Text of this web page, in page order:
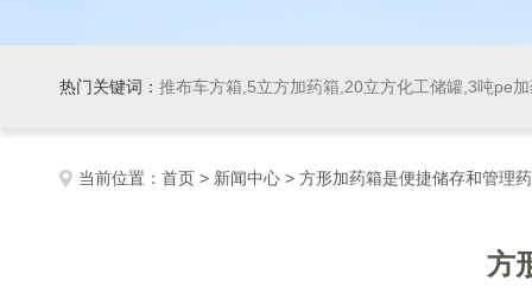
热门关键词： 推布车方箱,5立方加药箱,20立方化工储罐,3吨pe
当前位置： 首页 > 新闻中心 > 方形加药箱是便捷储存和管理
方